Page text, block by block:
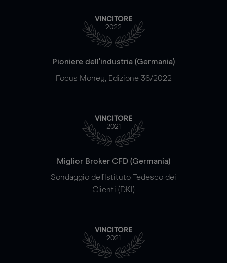
VINCITORE
2022
Pioniere dell'industria (Germania)
Focus Money, Edizione 36/2022
VINCITORE
2021
Miglior Broker CFD (Germania)
Sondaggio dell'Istituto Tedesco dei
Clienti (DKI)
VINCITORE
2021